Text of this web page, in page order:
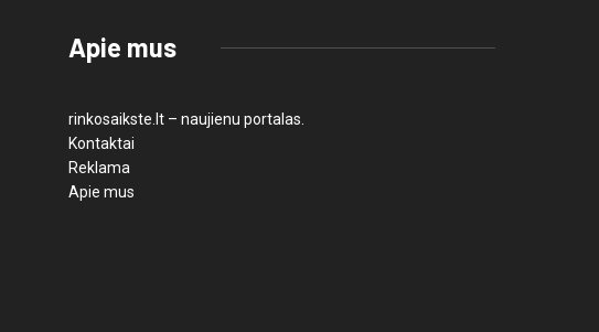
Apie mus
rinkosaikste.lt – naujienu portalas.
Kontaktai
Reklama
Apie mus